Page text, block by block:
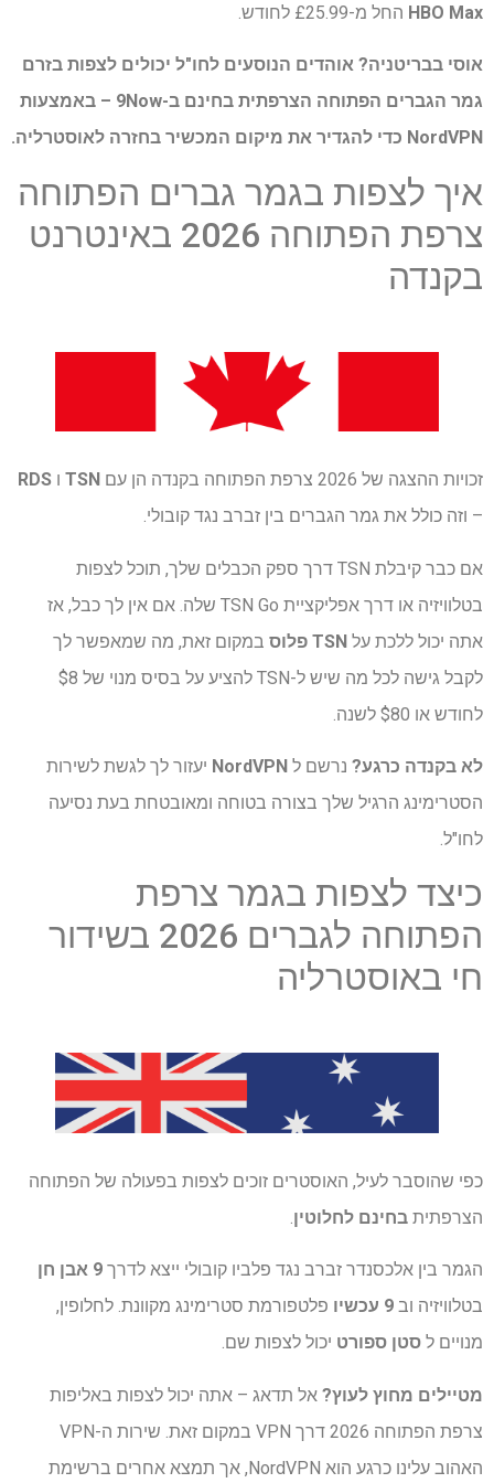
HBO Max החל מ-£25.99 לחודש.
אוסי בבריטניה? אוהדים הנוסעים לחו"ל יכולים לצפות בזרם
גמר הגברים הפתוחה הצרפתית בחינם ב-9Now – באמצעות
NordVPN כדי להגדיר את מיקום המכשיר בחזרה לאוסטרליה.
איך לצפות בגמר גברים הפתוחה
צרפת הפתוחה 2026 באינטרנט
בקנדה
זכויות ההצגה של 2026 צרפת הפתוחה בקנדה הן עם TSN ו RDS
– וזה כולל את גמר הגברים בין זברב נגד קובולי.
אם כבר קיבלת TSN דרך ספק הכבלים שלך, תוכל לצפות
בטלוויזיה או דרך אפליקציית TSN Go שלה. אם אין לך כבל, אז
אתה יכול ללכת על TSN פלוס
במקום זאת, מה שמאפשר לך
לקבל גישה לכל מה שיש ל-TSN להציע על בסיס מנוי של $8
לחודש או $80 לשנה.
לא בקנדה כרגע? נרשם ל NordVPN יעזור לך לגשת לשירות
הסטרימינג הרגיל שלך בצורה בטוחה ומאובטחת בעת נסיעה
לחו"ל.
כיצד לצפות בגמר צרפת
הפתוחה לגברים 2026 בשידור
חי באוסטרליה
כפי שהוסבר לעיל, האוסטרים זוכים לצפות בפעולה של הפתוחה
הצרפתית בחינם לחלוטין.
הגמר בין אלכסנדר זברב נגד פלביו קובולי ייצא לדרך 9 אבן חן
בטלוויזיה וב 9 עכשיו
פלטפורמת סטרימינג מקוונת. לחלופין,
מנויים ל סטן ספורט יכול לצפות שם.
מטיילים מחוץ לעוץ? אל תדאג – אתה יכול לצפות באליפות
צרפת הפתוחה 2026 דרך VPN במקום זאת. שירות ה-VPN
האהוב עלינו כרגע הוא NordVPN, אך תמצא אחרים ברשימת